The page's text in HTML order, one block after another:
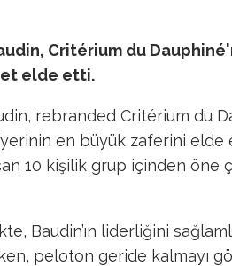
Critérium du
elde etti.
rebranded Critérium du
en büyük zaferini elde
10 kişilik grup içinden öne
Baudin’ın liderliğini
peloton geride kalmayı